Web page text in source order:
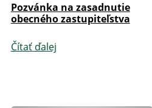
Pozvánka na zasadnutie
obecného zastupiteľstva
Čítať ďalej